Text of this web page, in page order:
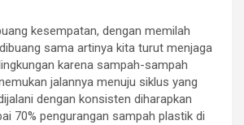
kesempatan, dengan memilah
sama artinya kita turut menjaga
karena sampah-sampah
jalannya menuju siklus yang
dengan konsisten diharapkan
70% pengurangan sampah plastik di